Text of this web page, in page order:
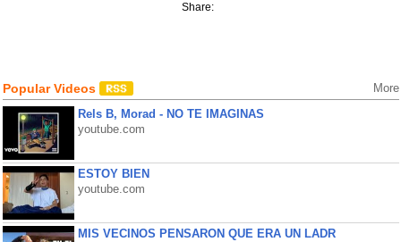
Share:
Popular Videos More
Rels B, Morad - NO TE IMAGINAS
youtube.com
ESTOY BIEN
youtube.com
MIS VECINOS PENSARON QUE ERA UN LADR